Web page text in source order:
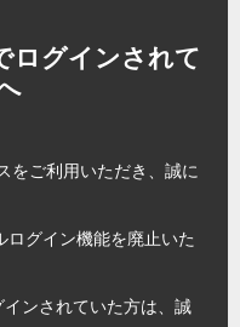
ログインされて
をご利用いただき、誠に
グイン機能を廃止いた
ンされていた方は、誠